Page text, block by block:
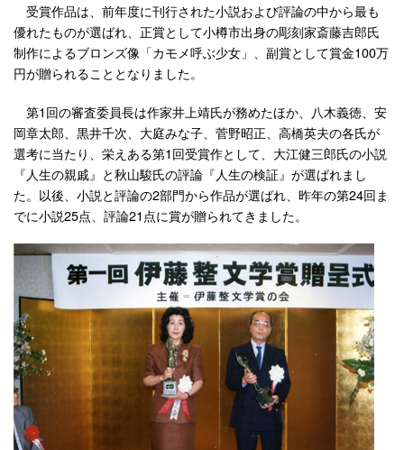
受賞作品は、前年度に刊行された小説および評論の中から最も
優れたものが選ばれ、正賞として小樽市出身の彫刻家斎藤吉郎氏
制作によるブロンズ像「カモメ呼ぶ少女」、副賞として賞金100万
円が贈られることとなりました。
第1回の審査委員長は作家井上靖氏が務めたほか、八木義徳、安
岡章太郎、黒井千次、大庭みな子、菅野昭正、高橋英夫の各氏が
選考に当たり、栄えある第1回受賞作として、大江健三郎氏の小説
『人生の親戚』と秋山駿氏の評論『人生の検証』が選ばれまし
た。以後、小説と評論の2部門から作品が選ばれ、昨年の第24回ま
でに小説25点、評論21点に賞が贈られてきました。